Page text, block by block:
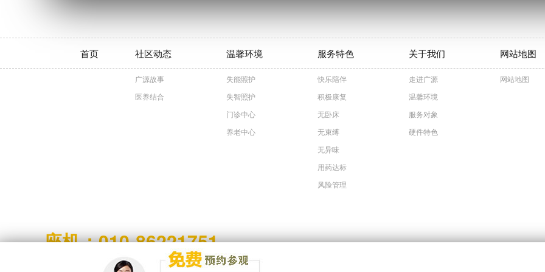
首页 社区动态
广源故事
医养结合
温馨环境
失能照护
失智照护
门诊中心
养老中心
服务特色
快乐陪伴
积极康复
无卧床
无束缚
无异味
用药达标
风险管理
关于我们
走进广源
温馨环境
服务对象
硬件特色
网站地图
网站地图
座机：010-86221751
北京太和广源版权所有 Copyright Grand young care Community. All Rights Reserved |